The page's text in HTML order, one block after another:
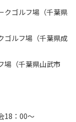
クゴルフ場（千葉県
ゴルフ場（千葉県成
場（千葉県山武市
18：00～